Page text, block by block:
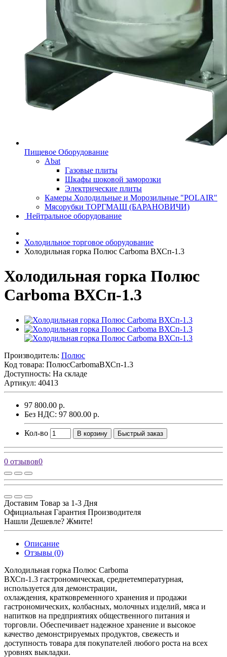
Пищевое Оборудование
Abat
Газовые плиты
Шкафы шоковой заморозки
Электрические плиты
Камеры Холодильные и Морозильные "POLAIR"
Мясорубки ТОРГМАШ (БАРАНОВИЧИ)
Нейтральное оборудование
Холодильное торговое оборудование
Холодильная горка Полюс Carboma ВХСп-1.3
Холодильная горка Полюс
Carboma ВХСп-1.3
Производитель: Полюс
Код товара: ПолюсCarbomaВХСп-1.3
Доступность: На складе
Артикул: 40413
97 800.00 р.
Без НДС: 97 800.00 р.
Кол-во В корзину Быстрый заказ
0 отзывов0
Доставим Товар за 1-3 Дня
Официальная Гарантия Производителя
Нашли Дешевле? Жмите!
Описание
Отзывы (0)
Холодильная горка Полюс Carboma
ВХСп-1.3 гастрономическая, среднетемпературная,
используется для демонстрации,
охлаждения, кратковременного хранения и продажи
гастрономических, колбасных, молочных изделий, мяса и
напитков на предприятиях общественного питания и
торговли. Обеспечивает надежное хранение и высокое
качество демонстрируемых продуктов, свежесть и
доступность товара для покупателей любого роста на всех
уровнях выкладки.